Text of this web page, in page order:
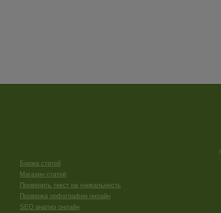
Биржа статей
Магазин статей
Проверить текст на уникальность
Проверка орфографии онлайн
SEO анализ онлайн